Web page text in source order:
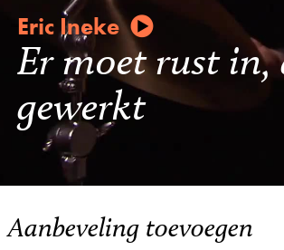
Eric Ineke
Er moet rust
gewerkt
Aanbeveling toevoegen